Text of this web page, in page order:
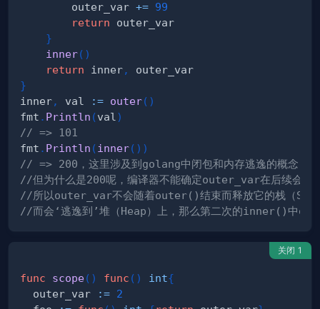
        outer_var
+= 99
return
}
inner( )
return inner,
}
inner, val := outer( )
fmt . Println (val)
// => 101
fmt . Println (inner( ) )
// => 200，这里涉及到golang中闭包和内存逃逸的概念
//但为什么是200呢，编译器不能确定outer_var在后续会不
//所以outer_var不会随着outer()结束而释放它的栈（
//而会‘逃逸到’堆（Heap）上，那么第二次的inner()中
关闭 1
func scope( ) func ( ) int{
  outer_var
:= 2